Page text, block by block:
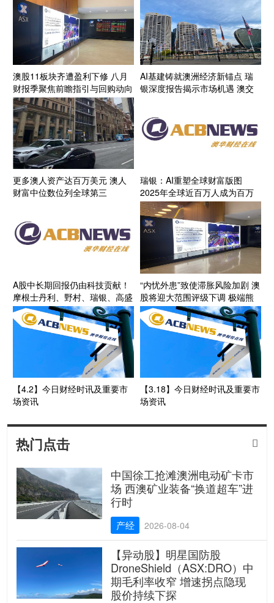
澳股11板块齐遭盈利下修 八月
财报季聚焦前瞻指引与回购动向
AI基建铸就澳洲经济新锚点 瑞
银深度报告揭示市场机遇 澳交
更多澳人资产达百万美元 澳人
财富中位数位列全球第三
瑞银：AI重塑全球财富版图
2025年全球近百万人成为百万
富翁
A股中长期回报仍由科技贡献！
摩根士丹利、野村、瑞银、高盛
最新观点出炉
“内忧外患”致使滞胀风险加剧 澳
股将迎大范围评级下调 极端熊
市情景ASX200或下挫多达20%
【4.2】今日财经时讯及重要市
场资讯
【3.18】今日财经时讯及重要市
场资讯
热门点击 
中国徐工抢滩澳洲电动矿卡市
场 西澳矿业装备“换道超车”进
行时
产经 2026-08-04
【异动股】明星国防股
DroneShield（ASX:DRO）中
期毛利率收窄 增速拐点隐现
股价持续下探